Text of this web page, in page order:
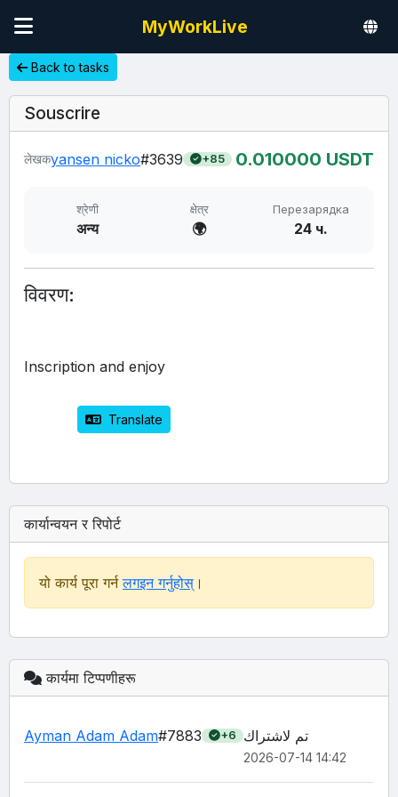
MyWorkLive
Back to tasks
Souscrire
लेखकyansen nicko#3639 +85 0.010000 USDT
श्रेणी
अन्य
क्षेत्र
🌍
Перезарядка
24 ч.
विवरण:
Inscription and enjoy
Translate
कार्यान्वयन र रिपोर्ट
यो कार्य पूरा गर्नलगइन गर्नुहोस् ।
कार्यमा टिप्पणीहरू
Ayman Adam Adam#7883 +6
2026-07-14 14:42